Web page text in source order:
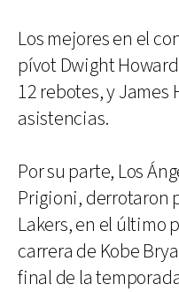
Los mejores en el
pívot Dwight
12 rebotes, y James
asistencias.
Por su parte, Los
Prigioni, derrotaron
Lakers, en el último
carrera de Kobe
final de la